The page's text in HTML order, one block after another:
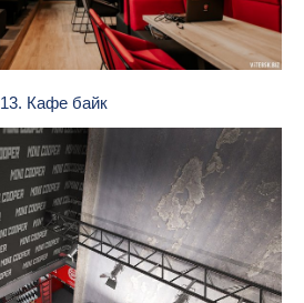
13. Кафе байк